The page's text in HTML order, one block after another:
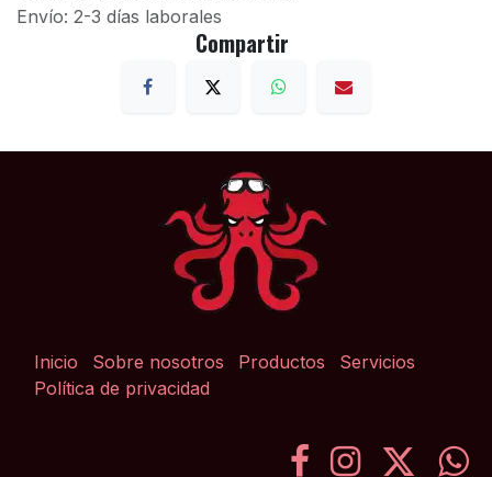
Envío: 2-3 días laborales
Compartir
Inicio Sobre nosotros Productos
Servicios
Política de privacidad